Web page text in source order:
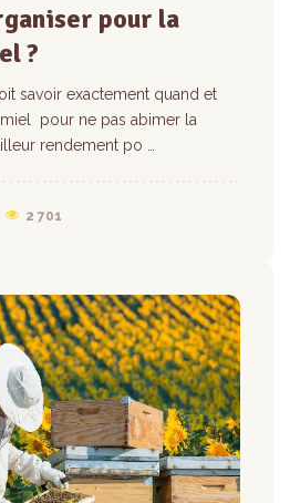
pour la
?
savoir exactement quand et
pour ne pas abimer la
rendement po …
2 701